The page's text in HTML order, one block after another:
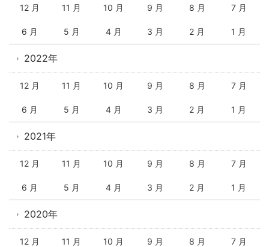
12 月 11 月 10 月 9 月 8 月 7 月
6 月 5 月 4 月 3 月 2 月 1 月
2022年
12 月 11 月 10 月 9 月 8 月 7 月
6 月 5 月 4 月 3 月 2 月 1 月
2021年
12 月 11 月 10 月 9 月 8 月 7 月
6 月 5 月 4 月 3 月 2 月 1 月
2020年
12 月 11 月 10 月 9 月 8 月 7 月